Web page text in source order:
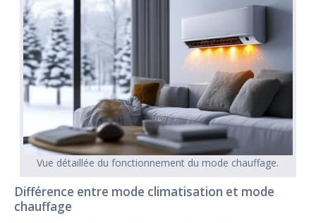
Vue détaillée du fonctionnement du mode chauffage.
Différence entre mode climatisation et mode
chauffage